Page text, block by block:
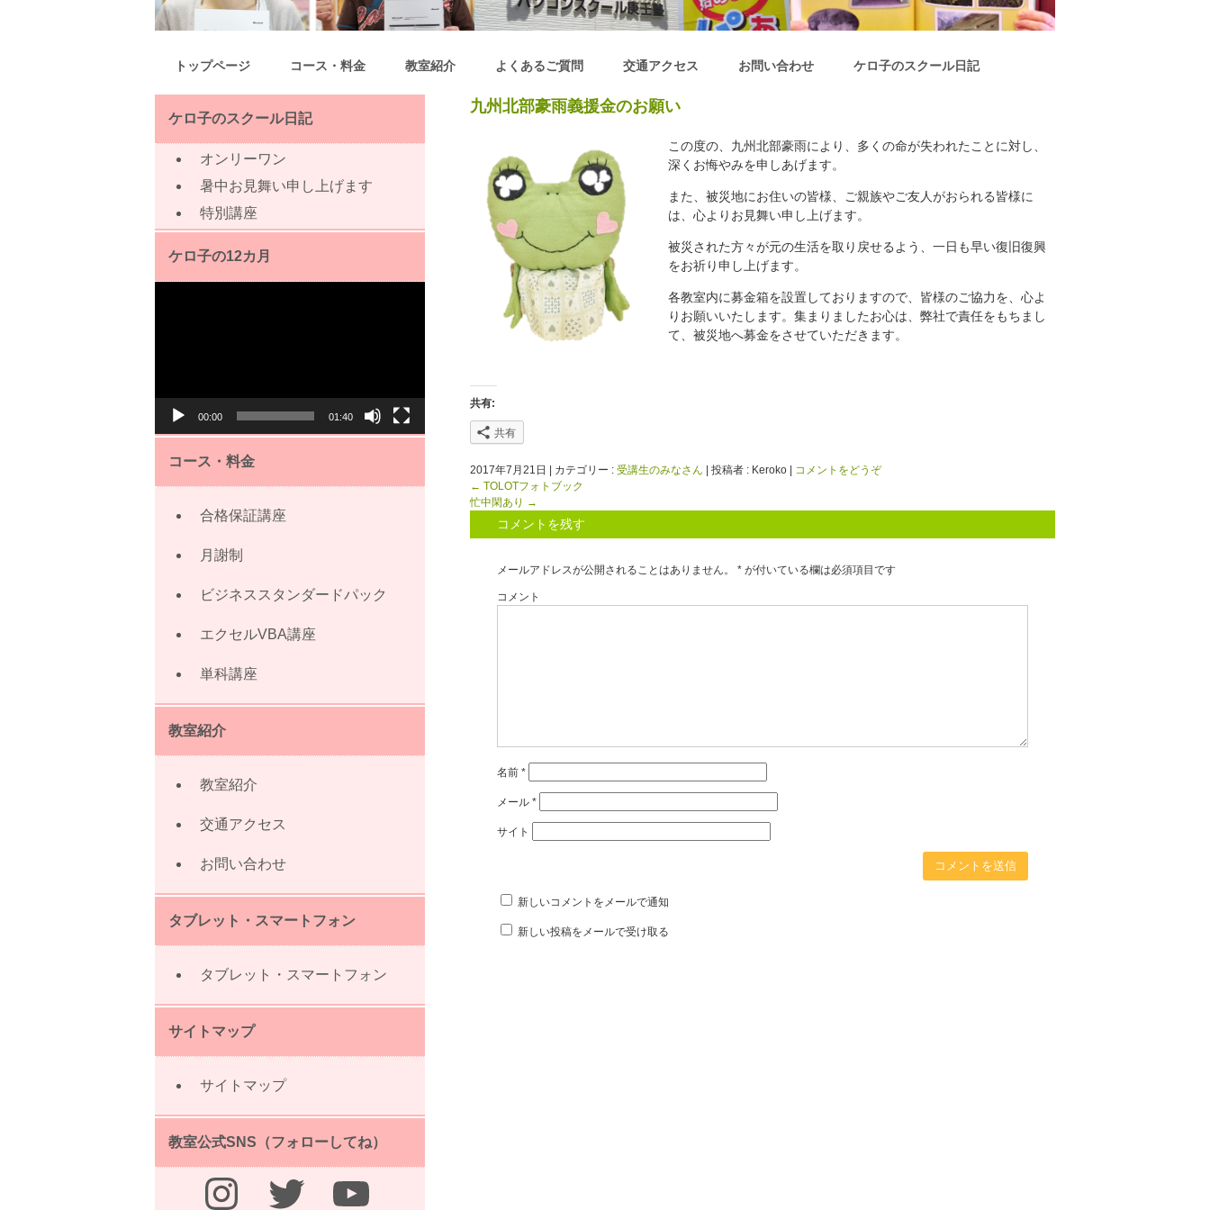
トップページ コース・料金 教室紹介 よくあるご質問 交通アクセス お問い合わせ ケロ子のスクール日記
九州北部豪雨義援金のお願い
この度の、九州北部豪雨により、多くの命が失われたことに対し、
深くお悔やみを申しあげます。
また、被災地にお住いの皆様、ご親族やご友人がおられる皆様に
は、心よりお見舞い申し上げます。
被災された方々が元の生活を取り戻せるよう、一日も早い復旧復興
をお祈り申し上げます。
各教室内に募金箱を設置しておりますので、皆様のご協力を、心よ
りお願いいたします。集まりましたお心は、弊社で責任をもちまし
て、被災地へ募金をさせていただきます。
共有:
共有
2017年7月21日 | カテゴリー : 受講生のみなさん | 投稿者 : Keroko | コメントをどうぞ
← TOLOTフォトブック
忙中閑あり →
コメントを残す
メールアドレスが公開されることはありません。 * が付いている欄は必須項目です
コメント
名前 *
メール *
サイト
新しいコメントをメールで通知
新しい投稿をメールで受け取る
ケロ子のスクール日記
オンリーワン
暑中お見舞い申し上げます
特別講座
ケロ子の12カ月
ヤ
00:00 01:40
コース・料金
合格保証講座
月謝制
ビジネススタンダードパック
エクセルVBA講座
単科講座
教室紹介
教室紹介
交通アクセス
お問い合わせ
タブレット・スマートフォン
タブレット・スマートフォン
サイトマップ
サイトマップ
教室公式SNS（フォローしてね）
Instagram Twitter YouTube